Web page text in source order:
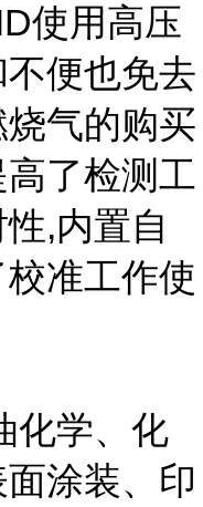
使用高压
便也免去
气的购买
了检测工
,内置自
准工作使
化学、化
涂装、印